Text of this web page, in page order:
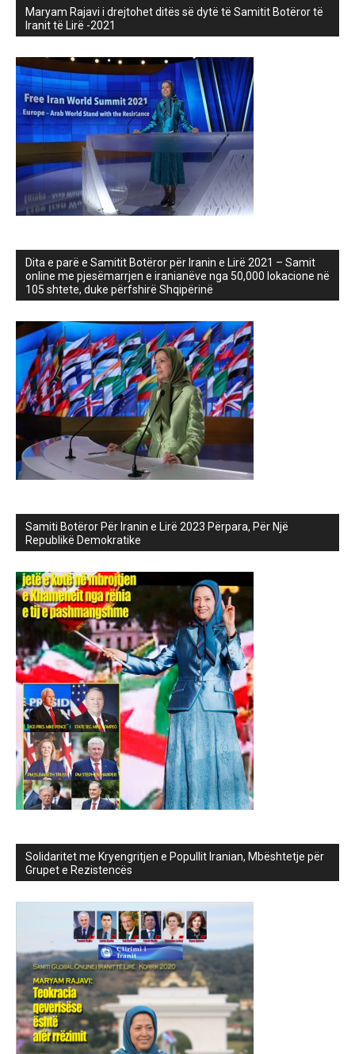
Maryam Rajavi i drejtohet ditës së dytë të Samitit Botëror të
Iranit të Lirë -2021
Dita e parë e Samitit Botëror për Iranin e Lirë 2021 – Samit
online me pjesëmarrjen e iranianëve nga 50,000 lokacione në
105 shtete, duke përfshirë Shqipërinë
Samiti Botëror Për Iranin e Lirë 2023 Përpara, Për Një
Republikë Demokratike
Solidaritet me Kryengritjen e Popullit Iranian, Mbështetje për
Grupet e Rezistencës